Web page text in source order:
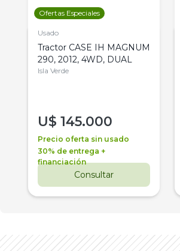
Ofertas Especiales
Usado
Tractor CASE IH MAGNUM
290, 2012, 4WD, DUAL
Isla Verde
U$ 145.000
Precio oferta sin usado
30% de entrega +
financiación
Consultar